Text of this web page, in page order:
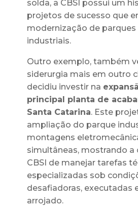
solda, a CBSI possui um
projetos de sucesso que
modernização de parques
industriais.
Outro exemplo, também
siderurgia mais em outro
decidiu investir na
principal planta de
Santa Catarina. Este
ampliação do parque
montagens
simultâneas, mostrando a
CBSI de manejar tarefas
especializadas sob
desafiadoras, executadas
arrojado.